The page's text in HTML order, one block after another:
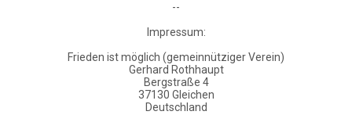
--
Impressum:
Frieden ist möglich (gemeinnütziger Verein)
Gerhard Rothhaupt
Bergstraße 4
37130 Gleichen
Deutschland